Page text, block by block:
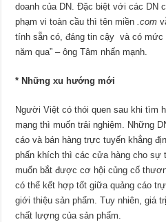
doanh của DN. Đặc biệt với các DN
phạm vi toàn cầu thì tên miền.com
tính sẵn có, đáng tin cậy và có mức
năm qua” – ông Tâm nhấn mạnh.
* Những xu hướng mới
Người Việt có thói quen sau khi tìm
mạng thì muốn trải nghiệm. Những
cáo và bán hàng trực tuyến khẳng
phấn khích thì các cửa hàng cho sự
muốn bắt được cơ hội củng cố
có thể kết hợp tốt giữa quảng cáo
giới thiệu sản phẩm. Tuy nhiên, giá
chất lượng của sản phẩm.